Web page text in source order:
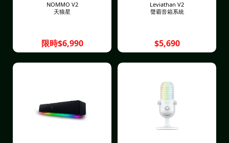
NOMMO V2
天狼星
限時$6,990
Leviathan V2
聲霸音箱系統
$5,690